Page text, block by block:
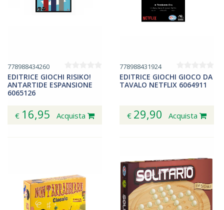
778988434260
EDITRICE GIOCHI RISIKO!
ANTARTIDE ESPANSIONE
6065126
€ 16,95 Acquista
778988431924
EDITRICE GIOCHI GIOCO DA
TAVALO NETFLIX 6064911
€ 29,90 Acquista